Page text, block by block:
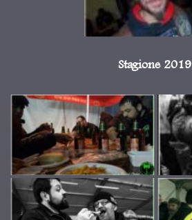
Stagione 2019